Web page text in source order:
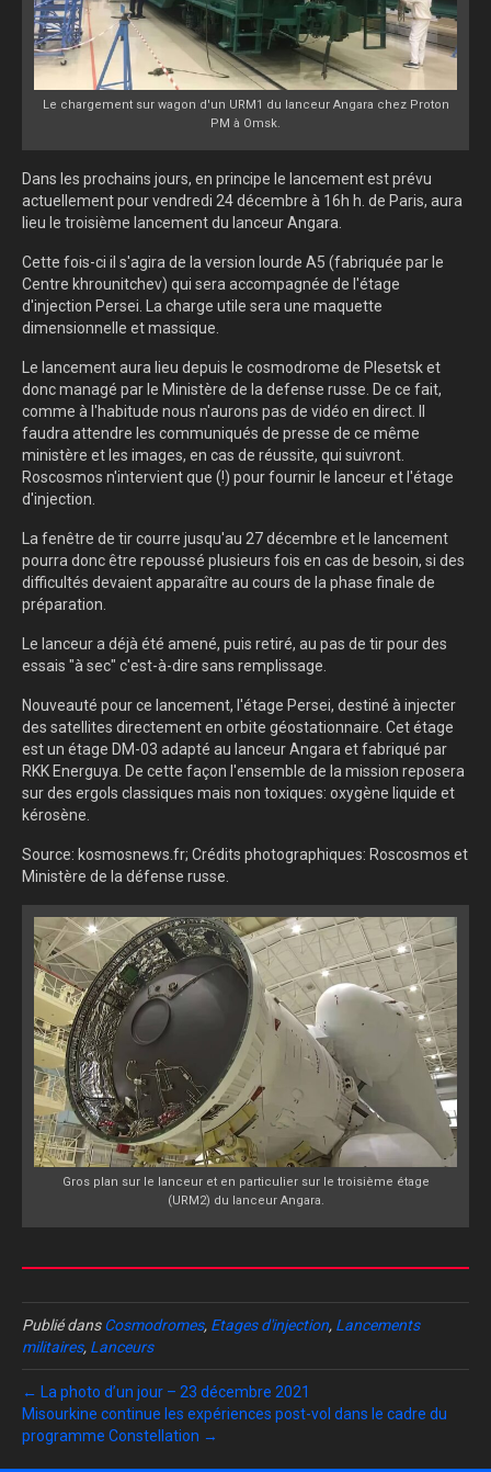
Le chargement sur wagon d'un URM1 du lanceur Angara chez Proton
PM à Omsk.
Dans les prochains jours, en principe le lancement est prévu
actuellement pour vendredi 24 décembre à 16h h. de Paris, aura
lieu le troisième lancement du lanceur Angara.
Cette fois-ci il s'agira de la version lourde A5 (fabriquée par le
Centre khrounitchev) qui sera accompagnée de l'étage
d'injection Persei. La charge utile sera une maquette
dimensionnelle et massique.
Le lancement aura lieu depuis le cosmodrome de Plesetsk et
donc managé par le Ministère de la defense russe. De ce fait,
comme à l'habitude nous n'aurons pas de vidéo en direct. Il
faudra attendre les communiqués de presse de ce même
ministère et les images, en cas de réussite, qui suivront.
Roscosmos n'intervient que (!) pour fournir le lanceur et l'étage
d'injection.
La fenêtre de tir courre jusqu'au 27 décembre et le lancement
pourra donc être repoussé plusieurs fois en cas de besoin, si des
difficultés devaient apparaître au cours de la phase finale de
préparation.
Le lanceur a déjà été amené, puis retiré, au pas de tir pour des
essais "à sec" c'est-à-dire sans remplissage.
Nouveauté pour ce lancement, l'étage Persei, destiné à injecter
des satellites directement en orbite géostationnaire. Cet étage
est un étage DM-03 adapté au lanceur Angara et fabriqué par
RKK Energuya. De cette façon l'ensemble de la mission reposera
sur des ergols classiques mais non toxiques: oxygène liquide et
kérosène.
Source: kosmosnews.fr; Crédits photographiques: Roscosmos et
Ministère de la défense russe.
Gros plan sur le lanceur et en particulier sur le troisième étage
(URM2) du lanceur Angara.
Publié dansCosmodromes, Etages d'injection, Lancements
militaires, Lanceurs
← La photo d’un jour – 23 décembre 2021
Misourkine continue les expériences post-vol dans le cadre du
programme Constellation →